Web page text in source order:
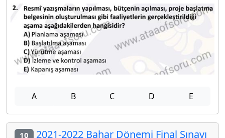
A B C D E
10 2021-2022 Bahar Dönemi Final Sınavı